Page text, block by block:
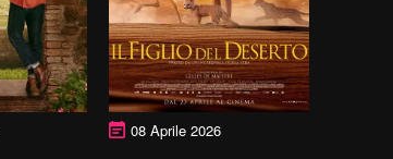
08 Aprile 2026